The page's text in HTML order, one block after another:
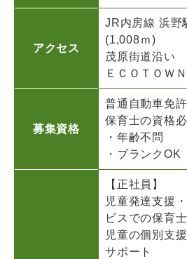
アクセス
JR内房線 浜野
(1,008ｍ)
茂原街道沿い
ＥＣＯＴＯＷ
募集資格
普通自動車免
保育士の資格
・年齢不問
・ブランクOK
【正社員】
児童発達支援
ビスでの保育
児童の個別支
サポート